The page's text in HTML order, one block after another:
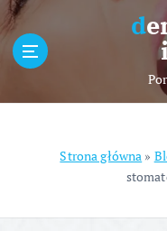
e
dentystyka-
Strona główna »